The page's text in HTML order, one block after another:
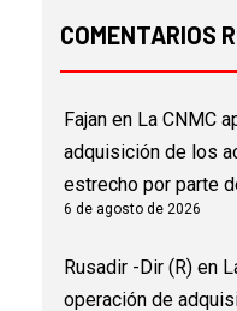
COMENTARIOS
Fajan en La CNMC
adquisición de los
estrecho por parte
6 de agosto de 2026
Rusadir -Dir (R) en
operación de